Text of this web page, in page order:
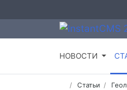
НОВОСТИ
Статьи